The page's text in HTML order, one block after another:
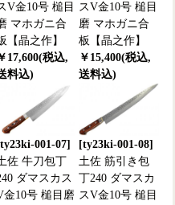
V金10号 槌目
マホガニ合
【晶之作】
17,600(税込,
料込)
スV金10号 槌目
磨 マホガニ合
板【晶之作】
￥15,400(税込,
送料込)
001-07]
佐 牛刀包丁
ダマスカス
金10号 槌目磨
[ty23ki-001-08]
土佐 筋引き包
丁240 ダマスカ
スV金10号 槌目